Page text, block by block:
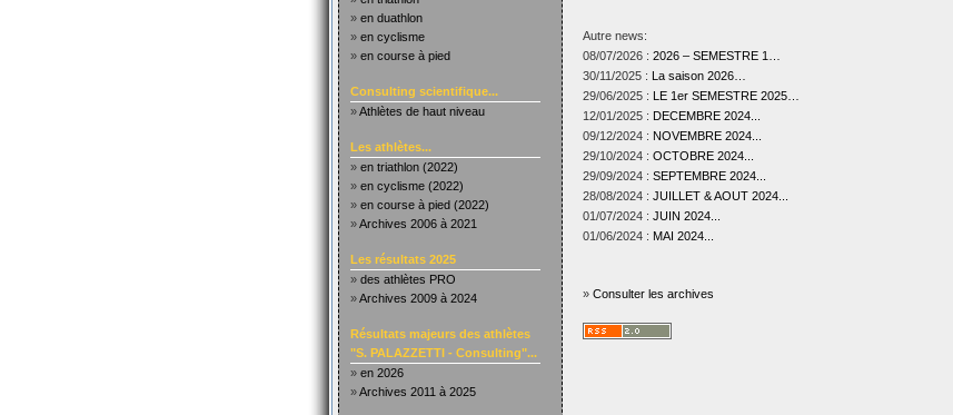
» en duathlon
» en cyclisme
» en course à pied
Consulting scientifique...
»Athlètes de haut niveau
Les athlètes...
» en triathlon (2022)
» en cyclisme (2022)
» en course à pied (2022)
»Archives 2006 à 2021
Les résultats 2025
» des athlètes PRO
»Archives 2009 à 2024
Résultats majeurs des athlètes
"S. PALAZZETTI - Consulting"...
» en 2026
»Archives 2011 à 2025
Autre news:
08/07/2026 : 2026 – SEMESTRE 1…
30/11/2025 : La saison 2026…
29/06/2025 : LE 1er SEMESTRE 2025…
12/01/2025 : DECEMBRE 2024...
09/12/2024 : NOVEMBRE 2024...
29/10/2024 : OCTOBRE 2024...
29/09/2024 : SEPTEMBRE 2024...
28/08/2024 : JUILLET & AOUT 2024...
01/07/2024 : JUIN 2024...
01/06/2024 : MAI 2024...
» Consulter les archives